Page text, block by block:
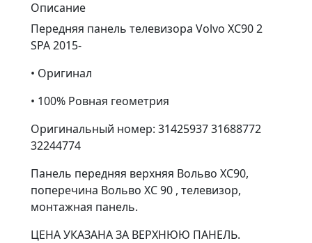
Описание
Передняя панель телевизора Volvo XC90 2
SPA 2015-
• Оригинал
• 100% Ровная геометрия
Оригинальный номер: 31425937 31688772
32244774
Панель передняя верхняя Вольво ХС90,
поперечина Вольво ХС 90 , телевизор,
монтажная панель.
ЦЕНА УКАЗАНА ЗА ВЕРХНЮЮ ПАНЕЛЬ.